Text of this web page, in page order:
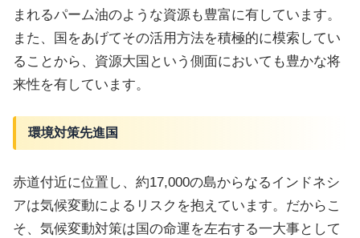
まれるパーム油のような資源も豊富に有しています。
また、国をあげてその活用方法を積極的に模索してい
ることから、資源大国という側面においても豊かな将
来性を有しています。
環境対策先進国
赤道付近に位置し、約17,000の島からなるインドネシ
アは気候変動によるリスクを抱えています。だからこ
そ、気候変動対策は国の命運を左右する一大事として